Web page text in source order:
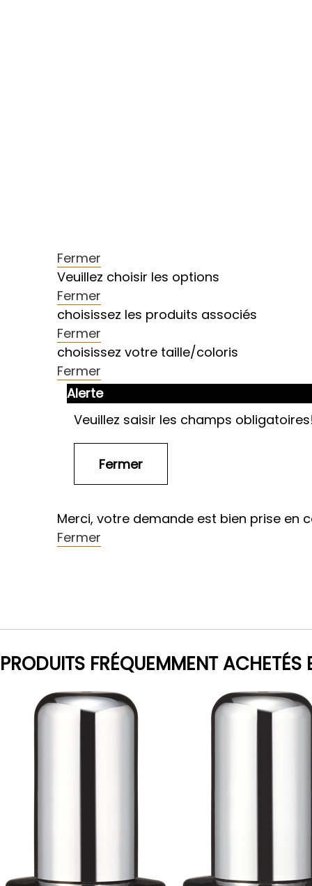
Fermer
Veuillez choisir les options
Fermer
choisissez les produits associés
Fermer
choisissez votre taille/coloris
Fermer
Alerte
Veuillez saisir les champs
Merci, votre demande est bien prise en
Fermer
PRODUITS FRÉQUEMMENT ACHETÉS